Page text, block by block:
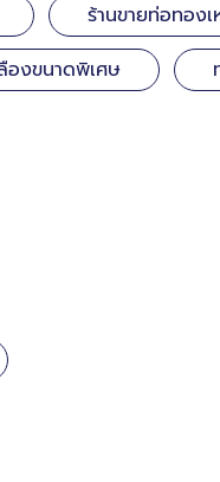
ร้านขายท่อทอง
องขนาดพิเศษ